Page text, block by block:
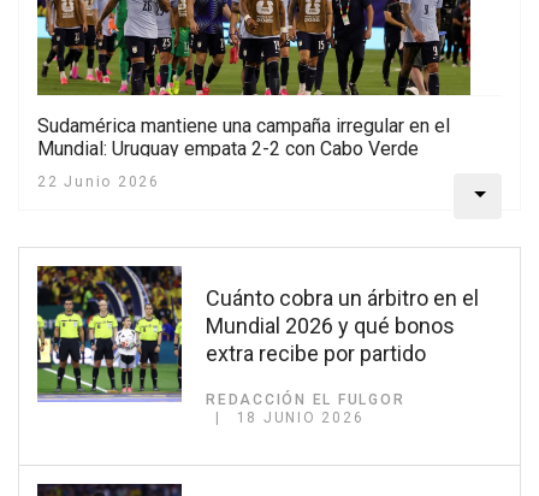
Sudamérica mantiene una campaña irregular en el
Mundial: Uruguay empata 2-2 con Cabo Verde
22 Junio 2026
Cuánto cobra un árbitro en el
Mundial 2026 y qué bonos
extra recibe por partido
REDACCIÓN EL FULGOR
18 JUNIO 2026